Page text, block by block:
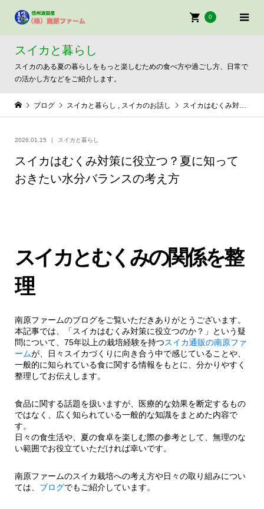
0
スイカと暮らし
スイカのある夏の暮らしをもっと楽しむための食べ方や過ごし方、日常で
の活かし方などをご紹介します。
ブログ スイカと暮らし , スイカのお話し スイカはむくみ対策に役立つ？夏に知っておきたい水分バランスの考え方
2026.01.15 スイカと暮らし
スイカはむくみ対策に役立つ？夏に知って
おきたい水分バランスの考え方
スイカとむくみの関係を整
理
南原ファームのブログをご覧いただきありがとうございます。
本記事では、「スイカはむくみ対策に役立つのか？」という疑
問について、75年以上の栽培経験を持つスイカ通販の南原ファ
ームが、日々スイカづくりに向き合う中で感じていることや、
一般的に知られている食に関する情報をもとに、分かりやすく
整理してお伝えします。
食品に関する話題を扱いますが、医療的な効果を断定するもの
ではなく、広く知られている一般的な知識をまとめた内容で
す。
日々の食生活や、夏の食卓を楽しむ際の参考として、無理のな
い範囲でお役立ていただければ幸いです。
南原ファームのスイカ栽培への考え方や日々の取り組みについ
ては、 ブログでもご紹介しています。